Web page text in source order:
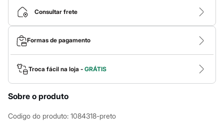
Vestidos
Acessórios
Bolsas
Bonés e Chapéus
Bijoux
Cintos
Óculos
Relógios
Calçados
Botas
Chinelos
Rasteirinhas
Sandálias
Consultar frete
Formas de pagamento
Troca fácil na loja - GRÁTIS
Sobre o produto
Codigo do produto: 1084318-preto